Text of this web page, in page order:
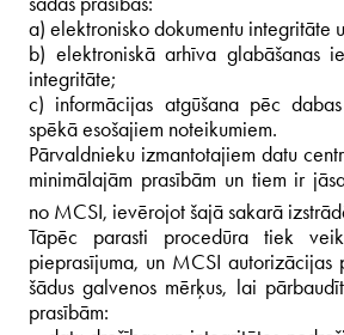
a) elektronisko dokumentu integritāte
b) elektroniskā arhīva glabāšanas
integritāte;
c) informācijas atgūšana pēc
spēkā esošajiem noteikumiem.
Pārvaldnieku izmantotajiem datu
minimālajām prasībām un tiem ir
no MCSI, ievērojot šajā sakarā
Tāpēc parasti procedūra tiek
pieprasījuma, un MCSI autorizācijas
šādus galvenos mērķus, lai
prasībām: